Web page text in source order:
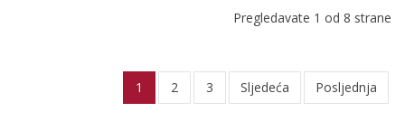
Pregledavate 1 od 8 strane
1 2 3 Sljedeća Posljednja